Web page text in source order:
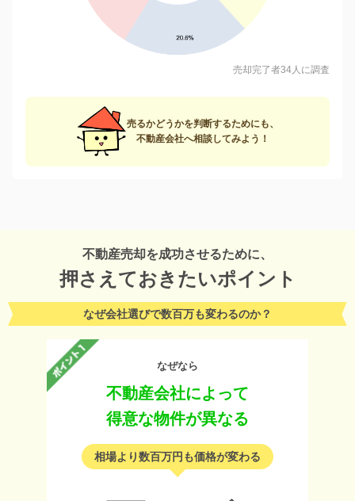
売却完了者34人に調査
売るかどうかを判断するためにも、
不動産会社へ相談してみよう！
不動産売却を成功させるために、
押さえておきたいポイント
なぜ会社選びで数百万も変わるのか？
なぜなら
不動産会社によって
得意な物件が異なる
相場より数百万円も価格が変わる